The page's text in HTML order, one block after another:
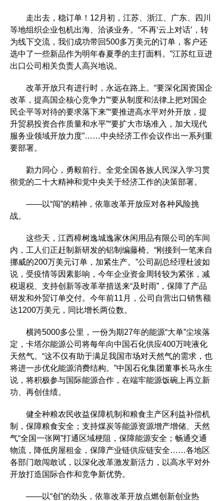
走出去，稳订单！12月初，江苏、浙江、广东、四川
等地组织企业包机出海、洽谈业务。“不再‘云上对话’，转
为线下交流，我们成功带回500多万美元的订单，客户还
选中了一些新品作为明年春夏季的主打面料。”江苏红豆进
出口公司相关负责人高兴地说。
改革开放只有进行时，永远在路上。“要深化国资国企
改革，提高国企核心竞争力”“要从制度和法律上把对国企
民企平等对待的要求落下来”“要推进高水平对外开放，提
升贸易投资合作质量和水平”“要扩大市场准入，加大现代
服务业领域开放力度”……中央经济工作会议作出一系列重
要部署。
勠力同心，勇毅前行。全党全国各族人民深入学习贯
彻党的二十大精神和党中央关于经济工作的决策部署。
——以“闯”的精神，依靠改革开放应对各种风险挑
战。
这些天，江西樟树逸城逸家休闲用品有限公司的车间
内，工人们正赶制新研发的铝制编藤椅。“刚接到一笔来自
挪威的200万美元订单，加紧生产。”公司副总经理杜波如
说，受疫情等因素影响，今年企业资金周转较为紧张，减
税退税、支持创新等改革举措送来“及时雨”，保障了产品
研发和外贸订单交付。今年前11月，公司自营出口销售额
达1200万美元，同比增长两位数。
横跨5000多公里，一份为期27年的能源“大单”尘埃落
定，卡塔尔能源公司将每年向中国石化供应400万吨液化
天然气。“这不仅有助于满足我国市场对天然气的需求，也
将进一步优化能源消费结构。”中国石化集团董事长马永生
说，将积极参与国际能源合作，在端牢能源饭碗上再立新
功、再创佳绩。
健全种粮农民收益保障机制和粮食主产区利益补偿机
制，保障粮食安全；支持煤炭等能源资源增产增储、天然
气“全国一张网”打通区域梗阻，保障能源安全；畅通交通
物流，降低房屋租金，保障产业链供应链安全……各地区
各部门敢闯敢试，以深化改革激发新活力，以高水平对外
开放打造国际合作和竞争新优势。
——以“创”的劲头，依靠改革开放点燃创新创业热